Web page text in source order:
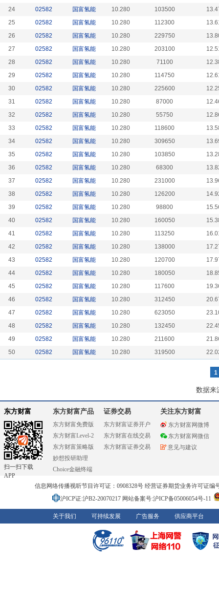
24
02582 国富氢能 10.280 103500
25
02582 国富氢能 10.280 112300
26
02582 国富氢能 10.280 229750
27
02582 国富氢能 10.280 203100
28
02582 国富氢能 10.280 71100
29
02582 国富氢能 10.280 114750
30
02582 国富氢能 10.280 225600
31
02582 国富氢能 10.280 87000
32
02582 国富氢能 10.280 55750
33
02582 国富氢能 10.280 118600
34
02582 国富氢能 10.280 309650
35
02582 国富氢能 10.280 103850
36
02582 国富氢能 10.280 68300
37
02582 国富氢能 10.280 231000
38
02582 国富氢能 10.280 126200
39
02582 国富氢能 10.280 98800
40
02582 国富氢能 10.280 160050
41
02582 国富氢能 10.280 113250
42
02582 国富氢能 10.280 138000
43
02582 国富氢能 10.280 120700
44
02582 国富氢能 10.280 180050
45
02582 国富氢能 10.280 117600
46
02582 国富氢能 10.280 312450
47
02582 国富氢能 10.280 623050
48
02582 国富氢能 10.280 132450
49
02582 国富氢能 10.280 211600
50
02582 国富氢能 10.280 319500
1
数据来
东方财富
扫一扫下载
APP
东方财富产品
东方财富免费版
东方财富Level-2
东方财富策略版
妙想投研助理
Choice金融终端
证券交易
东方财富证券开户
东方财富在线交易
东方财富证券交易
关注东方财富
东方财富网微博
东方财富网微信
意见与建议
信息网络传播视听节目许可证：0908328号 经营证券期货业务许可证编
沪ICP证:沪B2-20070217 网站备案号:沪ICP备05006054号-11
关于我们 可持续发展 广告服务 供应商平台